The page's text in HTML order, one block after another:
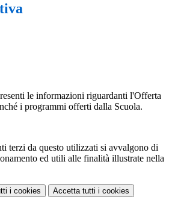
le informazioni riguardanti l'Offerta
i programmi offerti dalla Scuola.
terzi da questo utilizzati si avvalgono di
ed utili alle finalità illustrate nella
i cookies Accetta tutti i cookies